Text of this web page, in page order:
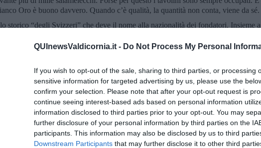
QUInewsValdicornia.it - Do Not Process My Personal
If you wish to opt-out of the sale, sharing to third parties, or processing
sensitive information for targeted advertising by us, please use the
confirm your selection. Please note that after your opt-out request is
continue seeing interest-based ads based on personal information
information disclosed to third parties prior to your opt-out. You may
further disclosure of your personal information by third parties on the
participants. This information may also be disclosed by us to third
Downstream Participants that may further disclose it to other third
Oro è buono davvero. Quando c’è qualità, la quantità non conta, viene da sé.
storico “degli Svizzeri” che deve il nome alla nazionalità dei fondatori. Insieme
della Repubblica, completa l’offerta di consumo e intrattenimento pontremolese.
tavolini sotto il loggiato degli Svizzeri o in piazza davanti agli altri esercizi, vuol
serata gustando caffè, pasticcini o gelato e assistendo agli spettacoli e alle
durante la bella stagione.
quello del “Gelato del Corsaro” e dell’aperitivo “Stordénte” -questo invece
ho già parlato la volta scorsa. Aggiungerò solo che nei tempi d’oro, prima
confezionato industriale, nella gelateria artigianale del bar, sotto la direzione di
in estate lavoravano intere famiglie: i pontremolesi hanno forti ed estesi
gli altri. Renato, finito il lavoro, ritornava a casa guidando a trenta all’ora, con
dal finestrino, il furgoncino Fiat carico di
“nude”
. Non pensate male: nella
le “nipoti”. E Alvaro, con il furgone, portava gelato e panna montata in tutti gli